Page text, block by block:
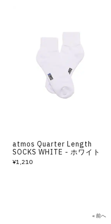
atmos Quarter Length
SOCKS WHITE - ホワイト
¥1,210
« 前へ